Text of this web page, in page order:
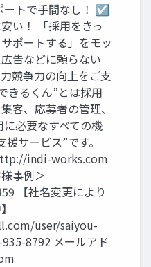
トで手間なし！ ☑
い！ 「採用をきっ
ポートする」をモッ
告などに頼らない
競争力の向上をご支
きるくん”とは採用
客、応募者の管理、
必要なすべての機
サービス”です。
indi-works.com
事例＞
【社名変更により
user/saiyou-
8792 メールアド